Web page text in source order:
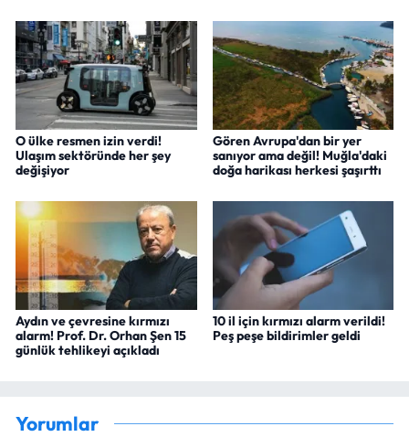
O ülke resmen izin verdi!
Ulaşım sektöründe her şey
değişiyor
Gören Avrupa'dan bir yer
sanıyor ama değil! Muğla'daki
doğa harikası herkesi şaşırttı
Aydın ve çevresine kırmızı
alarm! Prof. Dr. Orhan Şen 15
günlük tehlikeyi açıkladı
10 il için kırmızı alarm verildi!
Peş peşe bildirimler geldi
Yorumlar